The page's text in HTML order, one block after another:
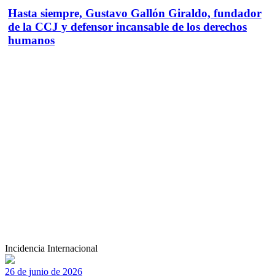
Hasta siempre, Gustavo Gallón Giraldo, fundador
de la CCJ y defensor incansable de los derechos
humanos
Incidencia Internacional
26 de junio de 2026